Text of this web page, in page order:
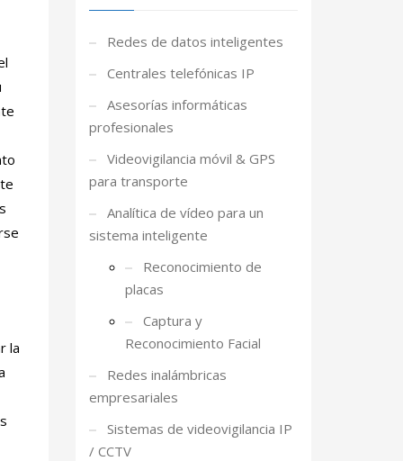
la
Redes de datos inteligentes
Centrales telefónicas IP
Asesorías informáticas
profesionales
Videovigilancia móvil & GPS
para transporte
Analítica de vídeo para un
sistema inteligente
Reconocimiento de
placas
Captura y
Reconocimiento Facial
Redes inalámbricas
empresariales
Sistemas de videovigilancia IP
/ CCTV